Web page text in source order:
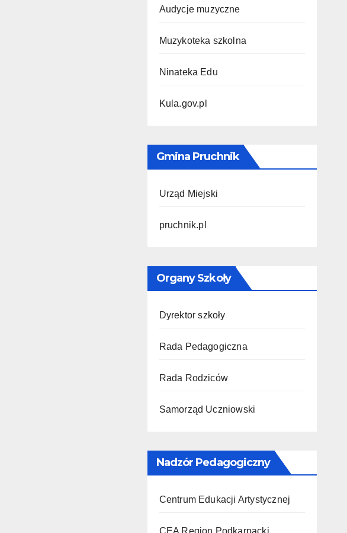
Audycje muzyczne
Muzykoteka szkolna
Ninateka Edu
Kula.gov.pl
Gmina Pruchnik
Urząd Miejski
pruchnik.pl
Organy Szkoły
Dyrektor szkoły
Rada Pedagogiczna
Rada Rodziców
Samorząd Uczniowski
Nadzór Pedagogiczny
Centrum Edukacji Artystycznej
CEA Region Podkarpacki